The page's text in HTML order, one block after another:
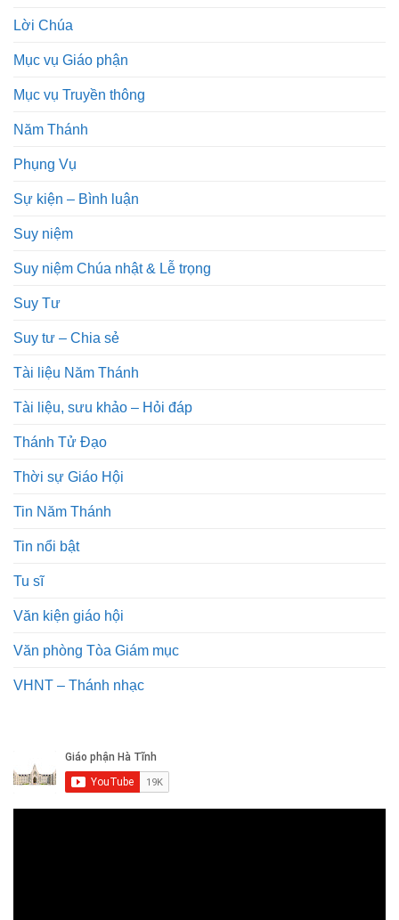
Lời Chúa
Mục vụ Giáo phận
Mục vụ Truyền thông
Năm Thánh
Phụng Vụ
Sự kiện – Bình luận
Suy niệm
Suy niệm Chúa nhật & Lễ trọng
Suy Tư
Suy tư – Chia sẻ
Tài liệu Năm Thánh
Tài liệu, sưu khảo – Hỏi đáp
Thánh Tử Đạo
Thời sự Giáo Hội
Tin Năm Thánh
Tin nổi bật
Tu sĩ
Văn kiện giáo hội
Văn phòng Tòa Giám mục
VHNT – Thánh nhạc